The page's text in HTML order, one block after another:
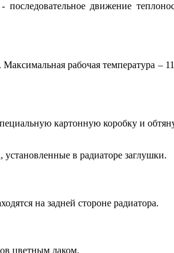
движение
рабочая температура –
картонную коробку и
в радиаторе заглушки.
на задней стороне радиатора.
цветным лаком.